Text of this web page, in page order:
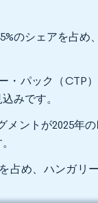
のシェアを占
パック（CTP
みです。
ントが2025年
占め、ハンガリ